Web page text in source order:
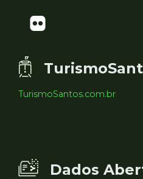
TurismoSantos.com.br
Dados